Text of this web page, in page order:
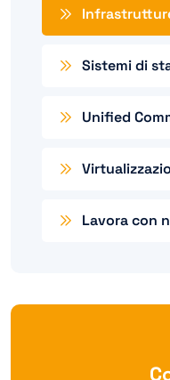
Sistemi di
Unified
Lavora con